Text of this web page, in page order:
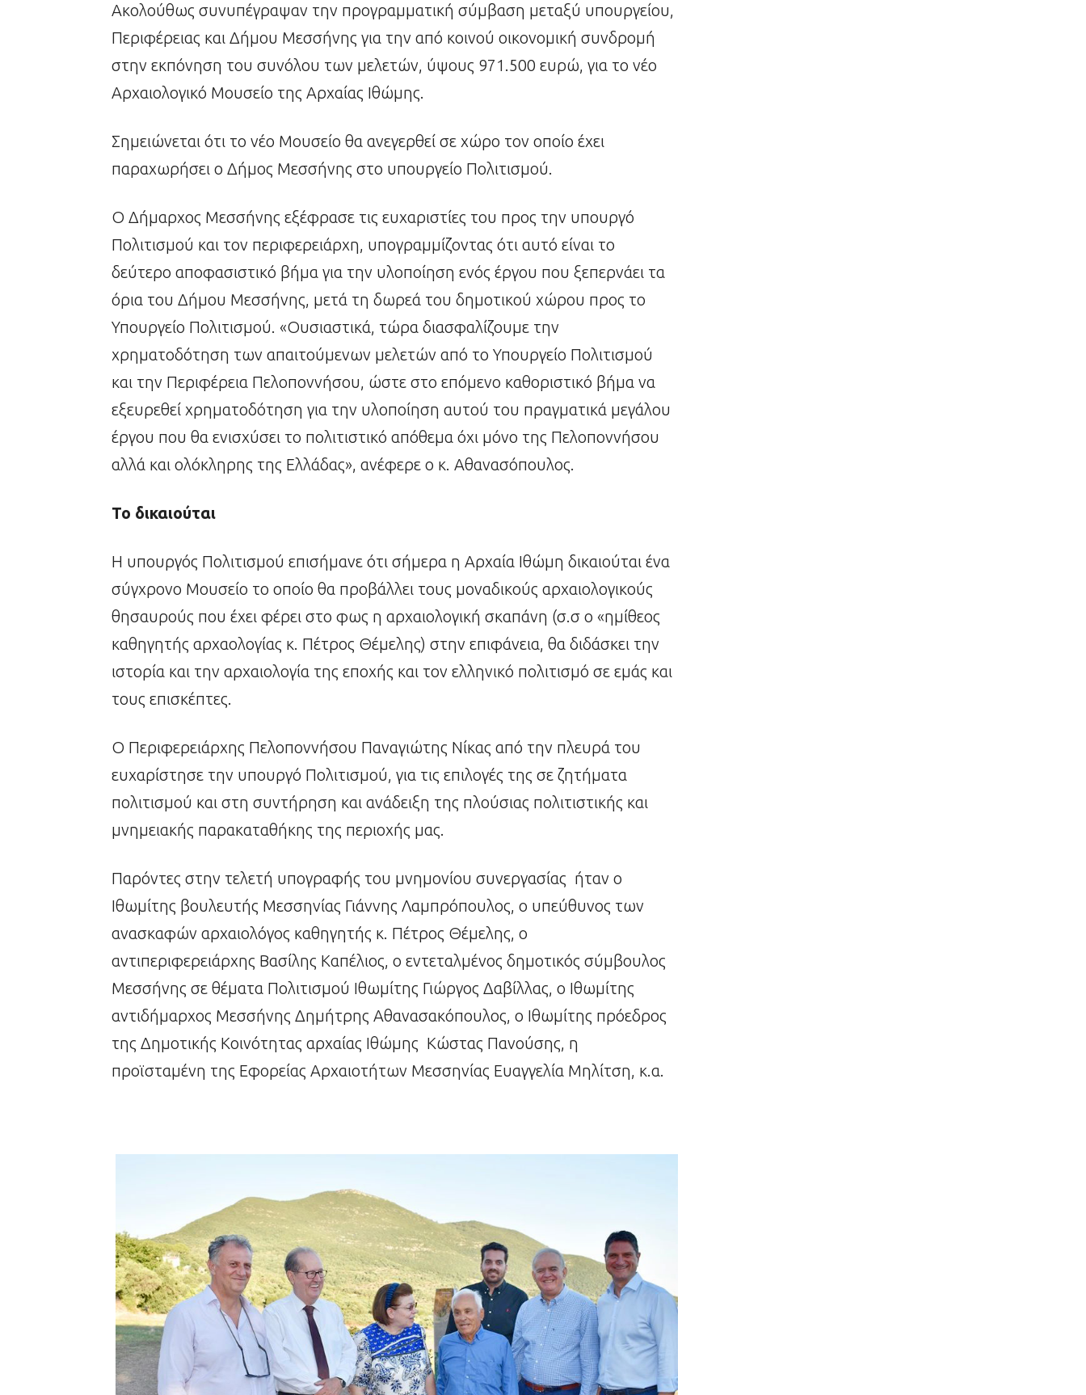
Ακολούθως συνυπέγραψαν την προγραμματική σύμβαση μεταξύ υπουργείου,
Περιφέρειας και Δήμου Μεσσήνης για την από κοινού οικονομική συνδρομή
στην εκπόνηση του συνόλου των μελετών, ύψους 971.500 ευρώ, για το νέο
Αρχαιολογικό Μουσείο της Αρχαίας Ιθώμης.
Σημειώνεται ότι το νέο Μουσείο θα ανεγερθεί σε χώρο τον οποίο έχει
παραχωρήσει ο Δήμος Μεσσήνης στο υπουργείο Πολιτισμού.
Ο Δήμαρχος Μεσσήνης εξέφρασε τις ευχαριστίες του προς την υπουργό
Πολιτισμού και τον περιφερειάρχη, υπογραμμίζοντας ότι αυτό είναι το
δεύτερο αποφασιστικό βήμα για την υλοποίηση ενός έργου που ξεπερνάει τα
όρια του Δήμου Μεσσήνης, μετά τη δωρεά του δημοτικού χώρου προς το
Υπουργείο Πολιτισμού. «Ουσιαστικά, τώρα διασφαλίζουμε την
χρηματοδότηση των απαιτούμενων μελετών από το Υπουργείο Πολιτισμού
και την Περιφέρεια Πελοποννήσου, ώστε στο επόμενο καθοριστικό βήμα να
εξευρεθεί χρηματοδότηση για την υλοποίηση αυτού του πραγματικά μεγάλου
έργου που θα ενισχύσει το πολιτιστικό απόθεμα όχι μόνο της Πελοποννήσου
αλλά και ολόκληρης της Ελλάδας», ανέφερε ο κ. Αθανασόπουλος.
Το δικαιούται
Η υπουργός Πολιτισμού επισήμανε ότι σήμερα η Αρχαία Ιθώμη δικαιούται ένα
σύγχρονο Μουσείο το οποίο θα προβάλλει τους μοναδικούς αρχαιολογικούς
θησαυρούς που έχει φέρει στο φως η αρχαιολογική σκαπάνη (σ.σ ο «ημίθεος
καθηγητής αρχαολογίας κ. Πέτρος Θέμελης) στην επιφάνεια, θα διδάσκει την
ιστορία και την αρχαιολογία της εποχής και τον ελληνικό πολιτισμό σε εμάς και
τους επισκέπτες.
Ο Περιφερειάρχης Πελοποννήσου Παναγιώτης Νίκας από την πλευρά του
ευχαρίστησε την υπουργό Πολιτισμού, για τις επιλογές της σε ζητήματα
πολιτισμού και στη συντήρηση και ανάδειξη της πλούσιας πολιτιστικής και
μνημειακής παρακαταθήκης της περιοχής μας.
Παρόντες στην τελετή υπογραφής του μνημονίου συνεργασίας ήταν ο
Ιθωμίτης βουλευτής Μεσσηνίας Γιάννης Λαμπρόπουλος, ο υπεύθυνος των
ανασκαφών αρχαιολόγος καθηγητής κ. Πέτρος Θέμελης, ο
αντιπεριφερειάρχης Βασίλης Καπέλιος, ο εντεταλμένος δημοτικός σύμβουλος
Μεσσήνης σε θέματα Πολιτισμού Ιθωμίτης Γιώργος Δαβίλλας, ο Ιθωμίτης
αντιδήμαρχος Μεσσήνης Δημήτρης Αθανασακόπουλος, ο Ιθωμίτης πρόεδρος
της Δημοτικής Κοινότητας αρχαίας Ιθώμης Κώστας Πανούσης, η
προϊσταμένη της Εφορείας Αρχαιοτήτων Μεσσηνίας Ευαγγελία Μηλίτση, κ.α.